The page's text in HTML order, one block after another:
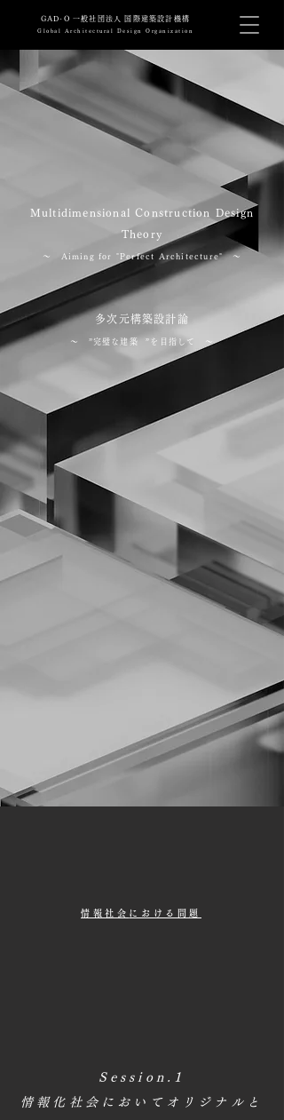
Global Architectural Design Organization
​GAD-O 一般社団法人 国際建築設計機構
Multidimensional Construction Design
Theory
～ Aiming for "Perfect Architecture"～
多次元構築設計論
～ ”完璧な建築 ”を目指して ～
情報社会 における問題
Session.1
情報化社会においてオリジナルと